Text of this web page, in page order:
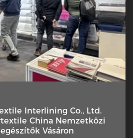
Interlining Co., Ltd.
China Nemzetközi
Vásáron